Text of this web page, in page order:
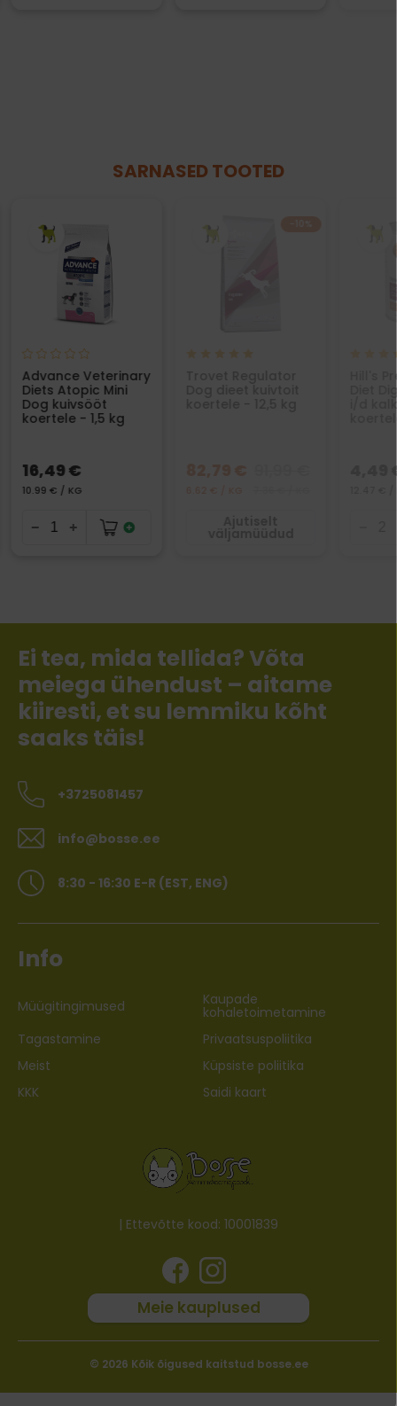
SARNASED TOOTED
Advance Veterinary
Diets Atopic Mini
Dog kuivsööt
koertele - 1,5 kg
16,49 €
10.99 € / KG
Hill's
Diet
i/d
4,49
Ei tea, mida tellida? Võta
meiega ühendust – aitame
kiiresti, et su lemmiku kõht
saaks täis!
+3725081457
info@bosse.ee
8:30 - 16:30 E-R (EST, ENG)
Info
Müügitingimused Kaupade
kohaletoimetamine
Tagastamine
Privaatsuspoliitika
Meist
Küpsiste poliitika
KKK
Saidi kaart
| Ettevõtte kood: 10001839
Meie kauplused
© 2026 Kõik õigused kaitstud bosse.ee